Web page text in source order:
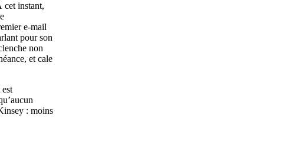
cet instant,
e-mail
pour son
non
et cale
: moins